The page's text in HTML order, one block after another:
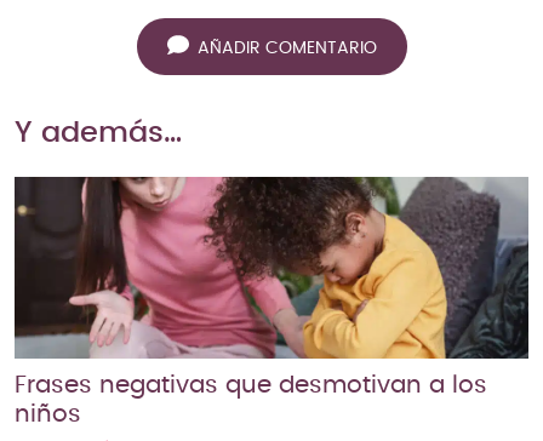
AÑADIR COMENTARIO
Y además…
Frases negativas que desmotivan a los
niños